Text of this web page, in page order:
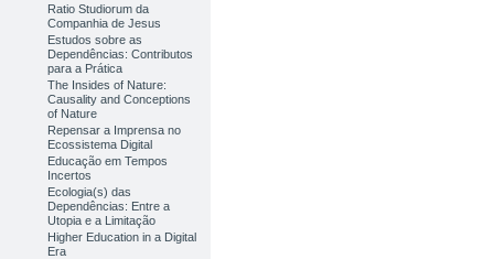
Ratio Studiorum da
Companhia de Jesus
Estudos sobre as
Dependências: Contributos
para a Prática
The Insides of Nature:
Causality and Conceptions
of Nature
Repensar a Imprensa no
Ecossistema Digital
Educação em Tempos
Incertos
Ecologia(s) das
Dependências: Entre a
Utopia e a Limitação
Higher Education in a Digital
Era